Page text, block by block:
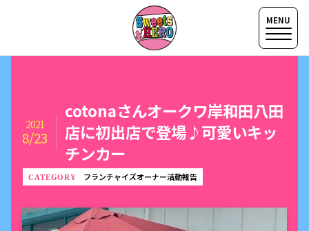
cotonaさんオークワ岸和田八田
店に初出店で登場♪可愛いキッ
チンカー
2021
8/23
フランチャイズオーナー活動報告